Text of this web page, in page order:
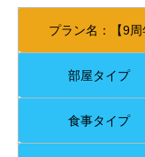
プラン名：【9
部屋タイプ
食事タイプ